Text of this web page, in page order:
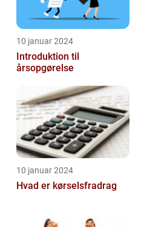
10 januar 2024
Introduktion til
årsopgørelse
10 januar 2024
Hvad er kørselsfradrag